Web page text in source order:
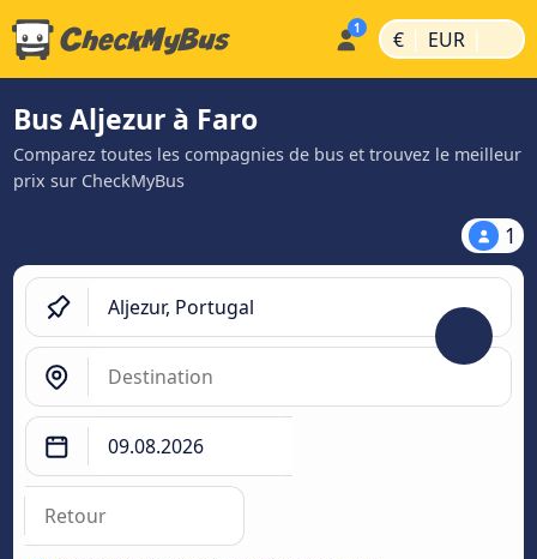
€ | EUR |
Bus Aljezur à Faro
Comparez toutes les compagnies de bus et trouvez le meilleur
prix sur CheckMyBus
1